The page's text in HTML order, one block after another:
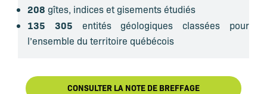
208 gîtes, indices et gisements étudiés
135 305 entités géologiques classées pour
l’ensemble du territoire québécois
CONSULTER LA NOTE DE BREFFAGE